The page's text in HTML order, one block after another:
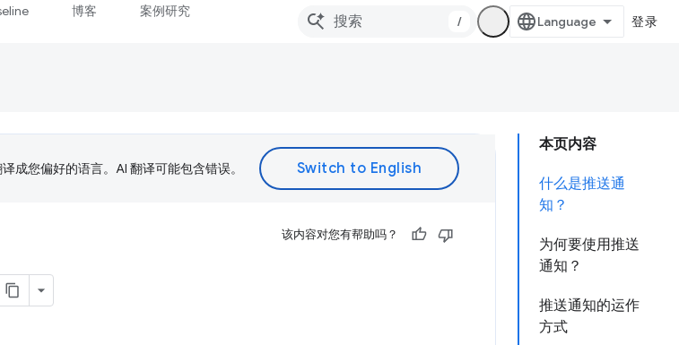
博客 案例研究
/ 登录
本页内容
什么是推送通
知？
为何要使用推送
通知？
推送通知的运作
方式
成您偏好的语言。AI 翻译可能包含错误。
该内容对您有帮助吗？